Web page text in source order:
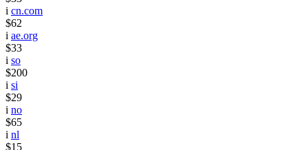
i cn.com
$62
i ae.org
$33
i so
$200
i si
$29
i no
$65
i nl
$15